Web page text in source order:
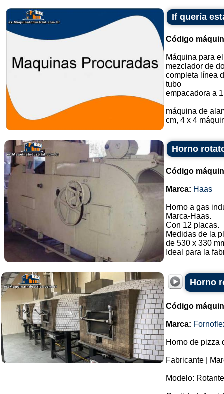
If quería
Código
Máquina para
mezclador de
completa línea
tubo
empacadora a
máquina de
cm, 4 x 4
Horno
Código
Marca: Haas
Horno a gas
Marca-Haas.
Con 12 placas.
Medidas de la
de 530 x 330
Ideal para la
Horno
Código
Marca:
Horno de pizza
Fabricante |
Modelo: